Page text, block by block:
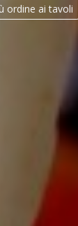
ordine ai tavoli